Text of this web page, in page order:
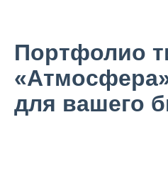
Портфолио
для вашего